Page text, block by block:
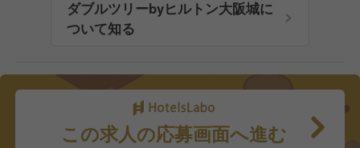
ダブルツリーbyヒルトン大阪城に
ついて知る
この求人の応募画面へ進む